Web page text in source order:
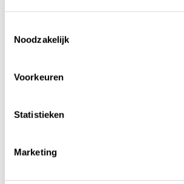
Noodzakelijk
Voorkeuren
Statistieken
Marketing
Scooter GY6 4 takt 50cc